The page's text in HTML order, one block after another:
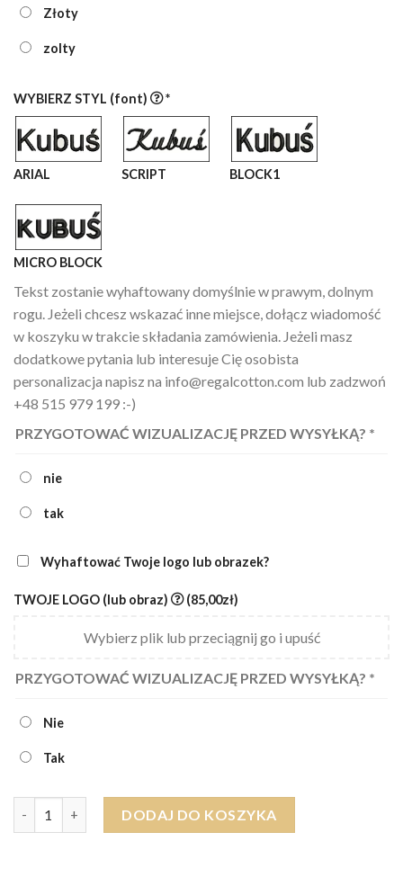
Złoty
zolty
WYBIERZ STYL (font) *
ARIAL SCRIPT BLOCK1
MICRO BLOCK
Tekst zostanie wyhaftowany domyślnie w prawym, dolnym
rogu. Jeżeli chcesz wskazać inne miejsce, dołącz wiadomość
w koszyku w trakcie składania zamówienia. Jeżeli masz
dodatkowe pytania lub interesuje Cię osobista
personalizacja napisz na info@regalcotton.com lub zadzwoń
+48 515 979 199 :-)
PRZYGOTOWAĆ WIZUALIZACJĘ PRZED WYSYŁKĄ? *
nie
tak
Wyhaftować Twoje logo lub obrazek?
TWOJE LOGO (lub obraz) (85,00zł)
Wybierz plik lub przeciągnij go i upuść
PRZYGOTOWAĆ WIZUALIZACJĘ PRZED WYSYŁKĄ? *
Nie
Tak
DODAJ DO KOSZYKA